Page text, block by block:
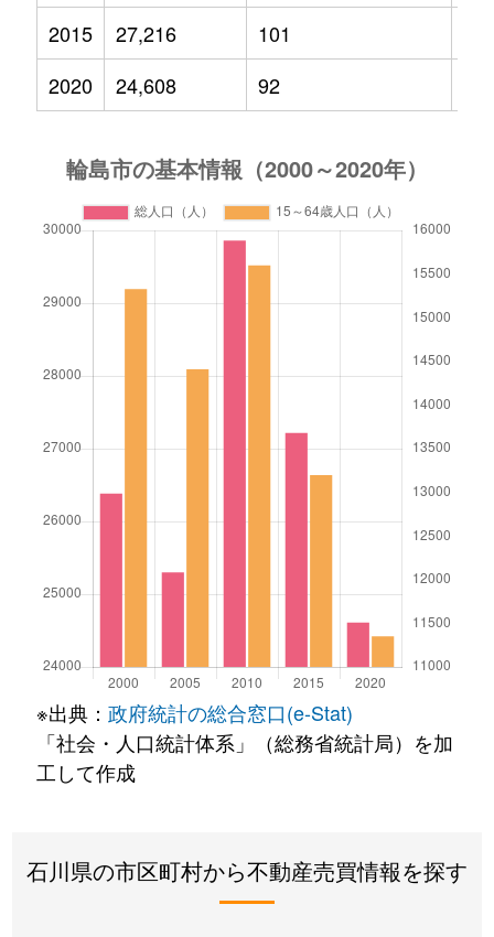
2015
27,216 101
2020
24,608 92
※出典： 政府統計の総合窓口(e-Stat)
「社会・人口統計体系」（総務省統計局）を加
工して作成
石川県の市区町村から不動産売買情報を探す